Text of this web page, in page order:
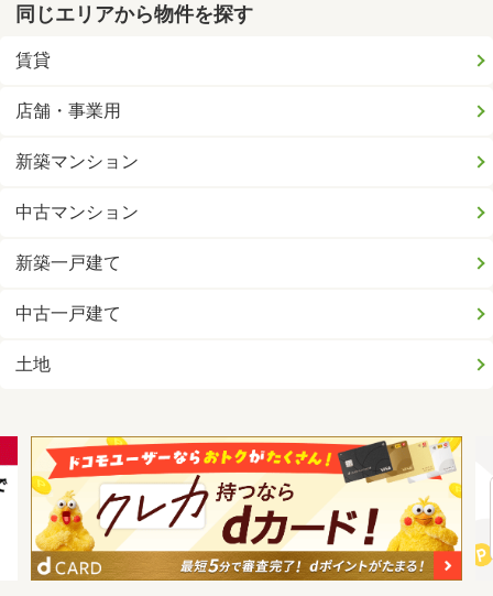
同じエリアから物件を探す
賃貸
店舗・事業用
新築マンション
中古マンション
新築一戸建て
中古一戸建て
土地